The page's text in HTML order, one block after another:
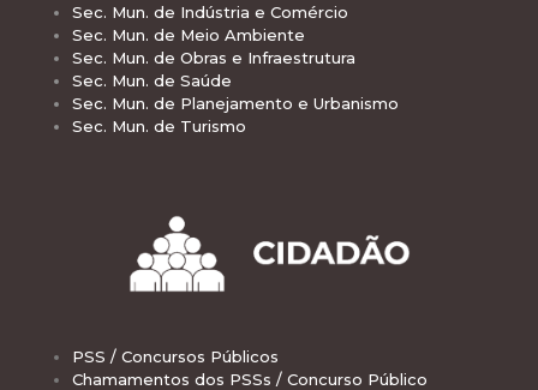
Sec. Mun. de Indústria e Comércio
Sec. Mun. de Meio Ambiente
Sec. Mun. de Obras e Infraestrutura
Sec. Mun. de Saúde
Sec. Mun. de Planejamento e Urbanismo
Sec. Mun. de Turismo
PSS / Concursos Públicos
Chamamentos dos PSSs / Concurso Público